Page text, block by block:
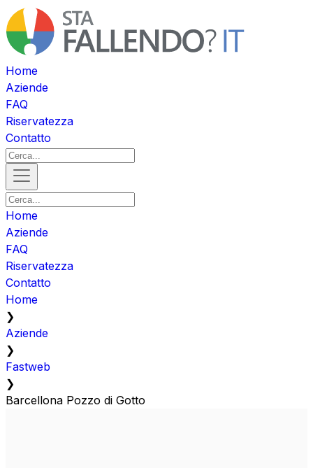
Home
Aziende
FAQ
Riservatezza
Contatto
Home
Aziende
FAQ
Riservatezza
Contatto
Home
❯
Aziende
❯
Fastweb
❯
Barcellona Pozzo di Gotto